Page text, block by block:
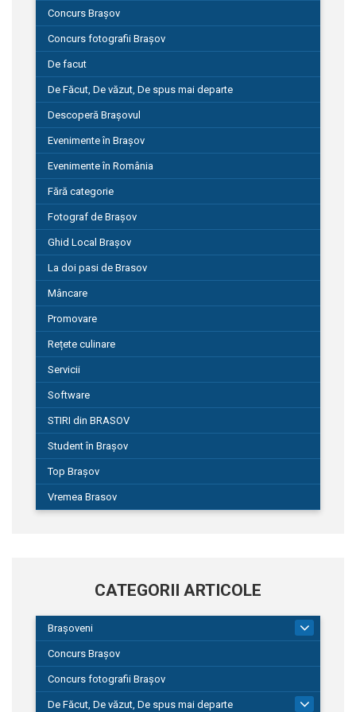
Concurs Brașov
Concurs fotografii Brașov
De facut
De Făcut, De văzut, De spus mai departe
Descoperă Brașovul
Evenimente în Brașov
Evenimente în România
Fără categorie
Fotograf de Brașov
Ghid Local Brașov
La doi pasi de Brasov
Mâncare
Promovare
Rețete culinare
Servicii
Software
STIRI din BRASOV
Student în Brașov
Top Brașov
Vremea Brasov
CATEGORII ARTICOLE
Brașoveni
Concurs Brașov
Concurs fotografii Brașov
De Făcut, De văzut, De spus mai departe
149